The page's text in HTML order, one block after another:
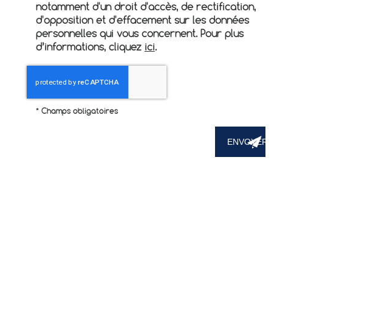
notamment d'un droit d'accès, de rectification,
d'opposition et d'effacement sur les données
personnelles qui vous concernent. Pour plus
d’informations, cliquez ici.
* Champs obligatoires